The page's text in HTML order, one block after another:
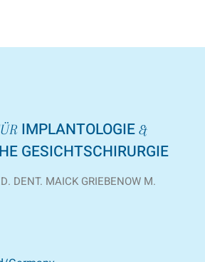
IMPLANTOLOGIE&
GESICHTSCHIRURGIE
DENT. MAICK GRIEBENOW M.